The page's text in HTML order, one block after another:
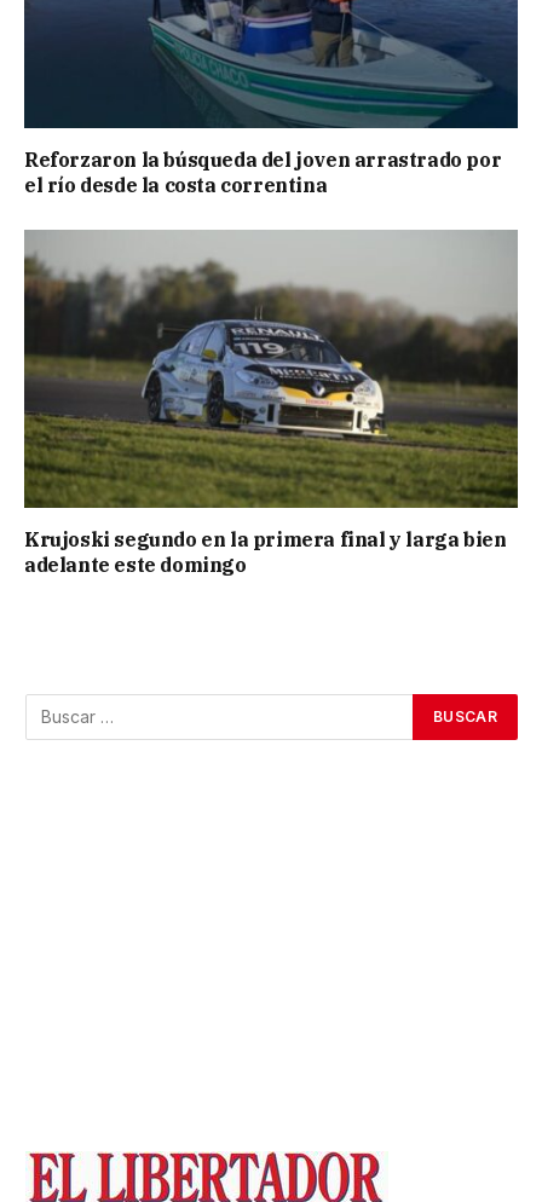
Reforzaron la búsqueda del joven arrastrado por
el río desde la costa correntina
Krujoski segundo en la primera final y larga bien
adelante este domingo